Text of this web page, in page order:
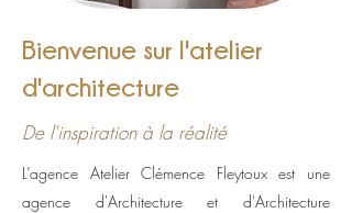
Bienvenue sur l'atelier
d'architecture
De l'inspiration à la réalité
L’agence Atelier Clémence Fleytoux est une
agence d'Architecture et d'Architecture